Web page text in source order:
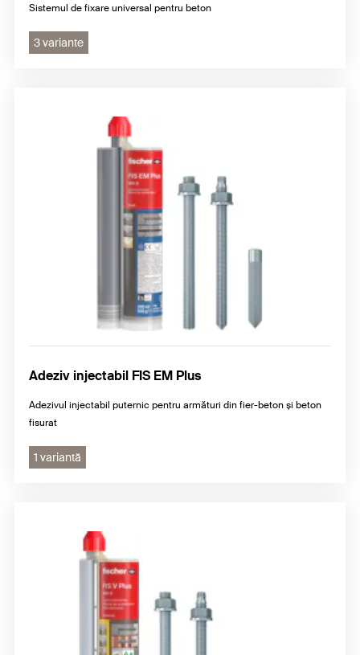
Sistemul de fixare universal pentru beton
3 variante
Adeziv injectabil FIS EM Plus
Adezivul injectabil puternic pentru armături din fier-beton și beton
fisurat
1 variantă